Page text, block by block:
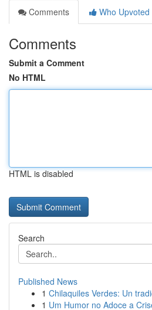
Comments
Who Upvoted
Comments
Submit a Comment
No HTML
HTML is disabled
Search
Published News
1 Chilaquiles Verdes: Un
1 Um Humor no Adoce a